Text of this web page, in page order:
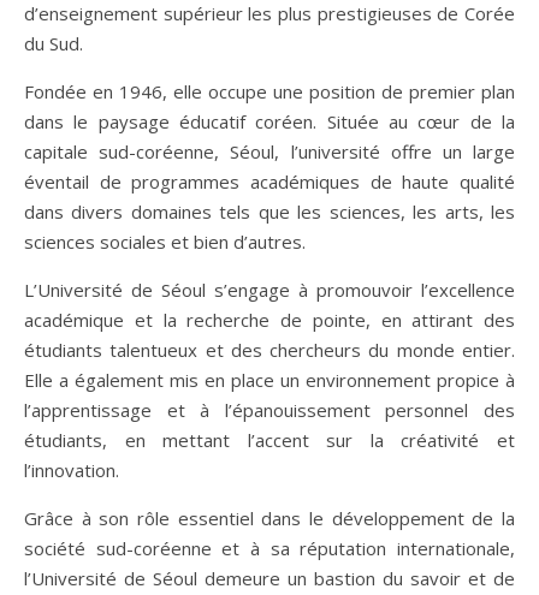
d’enseignement supérieur les plus prestigieuses de Corée
du Sud.
Fondée en 1946, elle occupe une position de premier plan
dans le paysage éducatif coréen. Située au cœur de la
capitale sud-coréenne, Séoul, l’université offre un large
éventail de programmes académiques de haute qualité
dans divers domaines tels que les sciences, les arts, les
sciences sociales et bien d’autres.
L’Université de Séoul s’engage à promouvoir l’excellence
académique et la recherche de pointe, en attirant des
étudiants talentueux et des chercheurs du monde entier.
Elle a également mis en place un environnement propice à
l’apprentissage et à l’épanouissement personnel des
étudiants, en mettant l’accent sur la créativité et
l’innovation.
Grâce à son rôle essentiel dans le développement de la
société sud-coréenne et à sa réputation internationale,
l’Université de Séoul demeure un bastion du savoir et de